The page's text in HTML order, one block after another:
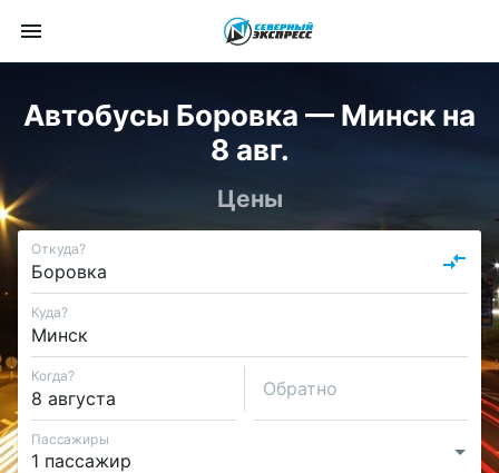
Автобусы Боровка — Минск на
8 авг.
Цены
Откуда?
Куда?
Когда?
Обратно
Пассажиры